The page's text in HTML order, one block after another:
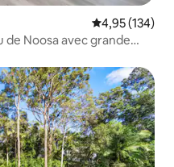
Évaluation
4,95 (134)
de Noosa avec grande